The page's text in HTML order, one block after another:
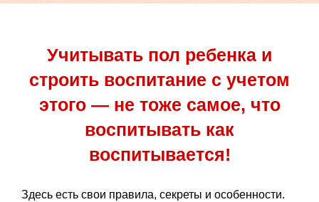
Учитывать пол ребенка и
строить воспитание с учетом
этого — не тоже самое, что
воспитывать как
воспитывается!
Здесь есть свои правила, секреты и особенности.